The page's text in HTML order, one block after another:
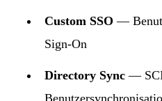
Custom SSO —
Sign-On
Directory Sync —